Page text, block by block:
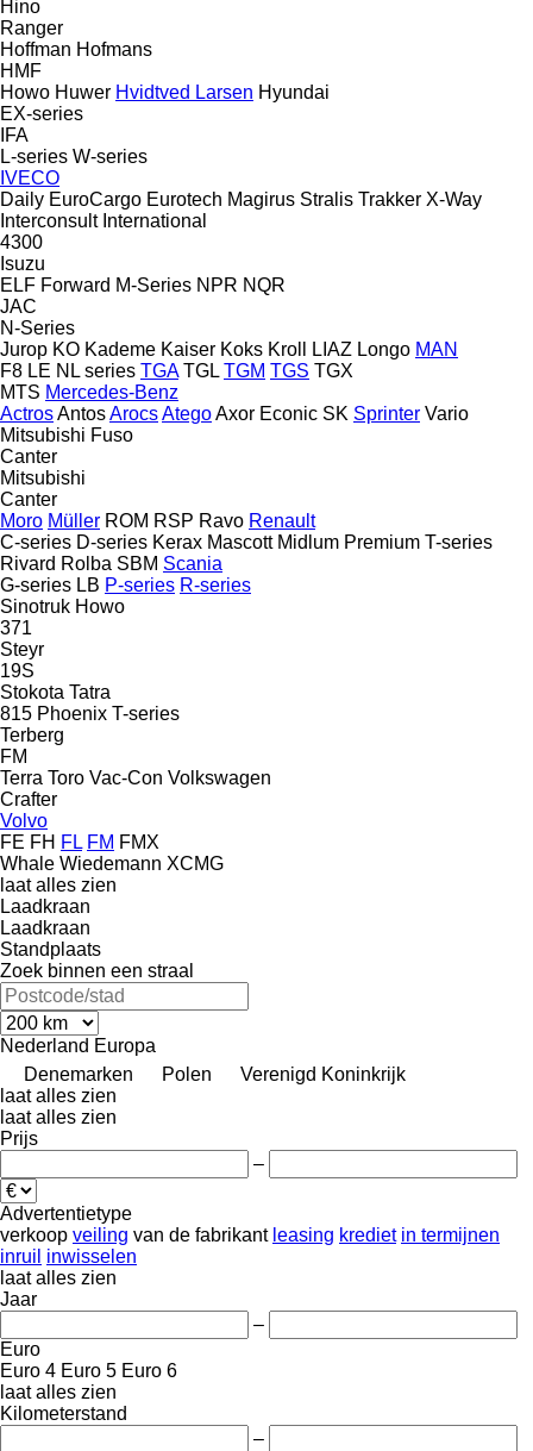
Hino
Ranger
Hoffman Hofmans
HMF
Howo Huwer Hvidtved Larsen Hyundai
EX-series
IFA
L-series W-series
IVECO
Daily EuroCargo Eurotech Magirus Stralis Trakker X-Way
Interconsult International
4300
Isuzu
ELF Forward M-Series NPR NQR
JAC
N-Series
Jurop KO Kademe Kaiser Koks Kroll LIAZ Longo MAN
F8 LE NL series TGA TGL TGM TGS TGX
MTS Mercedes-Benz
ActrosAntosArocsAtegoAxor Econic SK Sprinter Vario
Mitsubishi Fuso
Canter
Mitsubishi
Canter
Moro Müller ROM RSP Ravo Renault
C-series D-series Kerax Mascott Midlum Premium T-series
Rivard Rolba SBM Scania
G-series LB P-series R-series
Sinotruk Howo
371
Steyr
19S
Stokota Tatra
815 Phoenix T-series
Terberg
FM
Terra Toro Vac-Con Volkswagen
Crafter
Volvo
FE FH FL FM FMX
Whale Wiedemann XCMG
laat alles zien
Laadkraan
Laadkraan
Standplaats
Zoek binnen een straal
Nederland Europa
Denemarken
Polen
Verenigd Koninkrijk
laat alles zien
laat alles zien
Prijs
–
Advertentietype
verkoop veiling van de fabrikant leasing krediet in termijnen
inruil inwisselen
laat alles zien
Jaar
–
Euro
Euro 4 Euro 5 Euro 6
laat alles zien
Kilometerstand
–